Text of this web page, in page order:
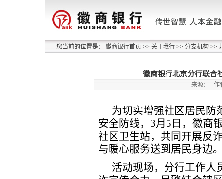
您当前的位置是： 徽商银行首页 >> 关于我行 >> 分支机构 >>
徽商银行北京分行联合
来源： 作